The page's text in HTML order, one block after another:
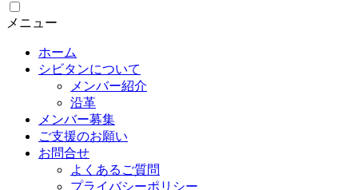
メニュー
ホーム
シビタンについて
メンバー紹介
沿革
メンバー募集
ご支援のお願い
お問合せ
よくあるご質問
プライバシーポリシー